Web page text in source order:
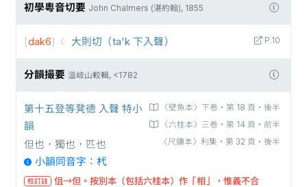
初學粵音切要 John Chalmers (湛約翰), 1855
P.10
[dak6] 大則切（ta'k 下入聲）
分韻撮要 溫岐山較輯, <1782
〈壁魚本〉下卷‧第 18 頁‧後半
〈六桂本〉三卷‧第 14 頁‧前半
〈尺牘本〉利集‧第 32 頁‧後半
第十五登等凳德 入聲 特小
韻
但也，獨也，匹也
小韻同音字：杙
校訂註 伹→但。按別本（包括六桂本）作「相」，惟義不合